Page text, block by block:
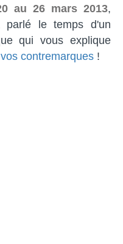
au 26 mars 2013,
parlé le temps d'un
qui vous explique
contremarques !